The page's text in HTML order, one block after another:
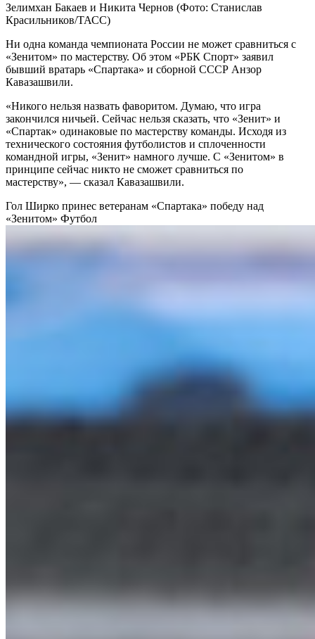
Зелимхан Бакаев и Никита Чернов (Фото: Станислав
Красильников/ТАСС)
Ни одна команда чемпионата России не может сравниться с
«Зенитом» по мастерству. Об этом «РБК Спорт» заявил
бывший вратарь «Спартака» и сборной СССР Анзор
Кавазашвили.
«Никого нельзя назвать фаворитом. Думаю, что игра
закончился ничьей. Сейчас нельзя сказать, что «Зенит» и
«Спартак» одинаковые по мастерству команды. Исходя из
технического состояния футболистов и сплоченности
командной игры, «Зенит» намного лучше. С «Зенитом» в
принципе сейчас никто не сможет сравниться по
мастерству», — сказал Кавазашвили.
Гол Ширко принес ветеранам «Спартака» победу над
«Зенитом» Футбол